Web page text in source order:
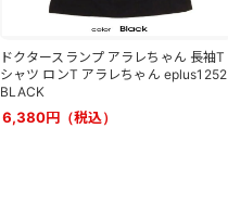
ドクタースランプ アラレちゃん 長袖T
シャツ ロンT アラレちゃん eplus1252
BLACK
6,380円（税込）